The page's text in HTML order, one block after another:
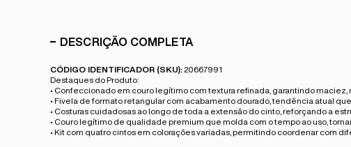
DESCRIÇÃO COMPLETA
CÓDIGO IDENTIFICADOR (SKU): 20667991
Destaques do Produto:
• Confeccionado em couro legítimo com textura refinada, garantindo
• Fivela de formato retangular com acabamento dourado, tendência atual
• Costuras cuidadosas ao longo de toda a extensão do cinto, reforçando a
• Couro legítimo de qualidade premium que molda com o tempo ao uso,
• Kit com quatro cintos em colorações variadas, permitindo coordenar com